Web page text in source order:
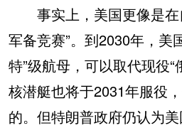
事实上，美国更像是在
军备竞赛”。到2030年，美
特”级航母，可以取代现役
核潜艇也将于2031年服役
的。但特朗普政府仍认为